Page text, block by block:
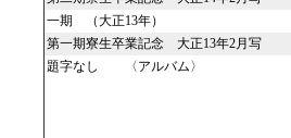
一期 （大正13年）
第一期寮生卒業記念 大正13年2月写
題字なし 〈アルバム〉